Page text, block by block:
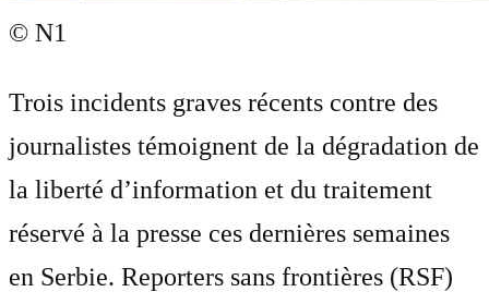
© N1
Trois incidents graves récents contre des
journalistes témoignent de la dégradation de
la liberté d’information et du traitement
réservé à la presse ces dernières semaines
en Serbie. Reporters sans frontières (RSF)